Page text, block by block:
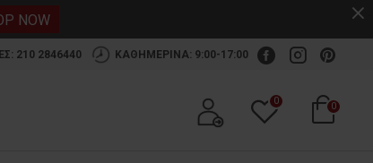
NOW
210 2846440 ΚΑΘΗΜΕΡΙΝΑ: 9:00-17:00
0 0